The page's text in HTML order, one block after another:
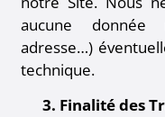
aucune donnée
adresse…)
technique.
3. Finalité des